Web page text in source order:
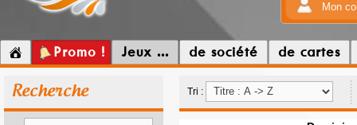
Mon
Promo ! Jeux ... de société de cartes
Recherche Tri :